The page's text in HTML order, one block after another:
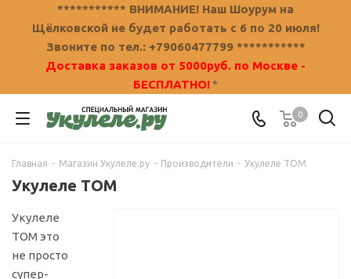
*********** ВНИМАНИЕ! Наш Шоурум на
Щёлковской не будет работать с 6 по 20 июля!
Звоните по тел.: +79060477799 ***********
Доставка заказов от 5000руб. по Москве -
БЕСПЛАТНО!*
0
Главная - Магазин Укулеле.ру - Производители - Укулеле TOM
Укулеле TOM
Укулеле
TOM это
не просто
супер-